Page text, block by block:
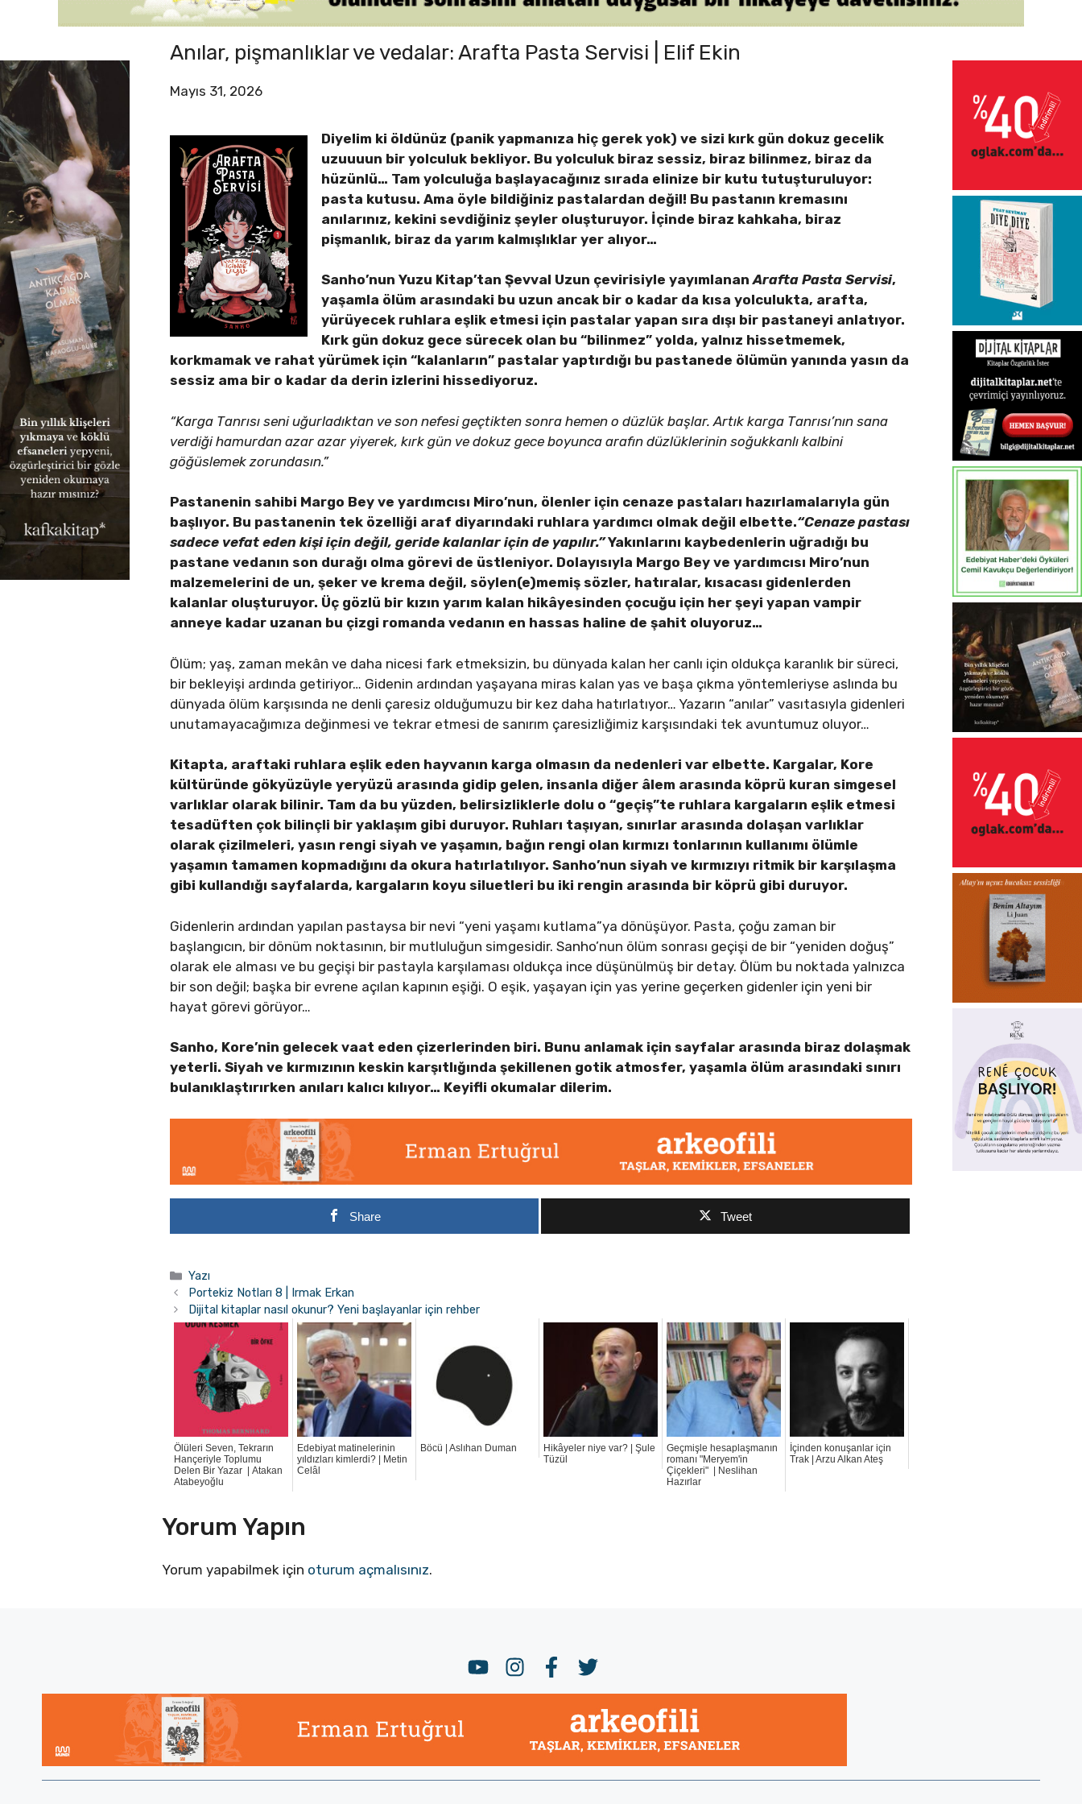
Anılar, pişmanlıklar ve vedalar: Arafta Pasta Servisi | Elif Ekin
Mayıs 31, 2026
Diyelim ki öldünüz (panik yapmanıza hiç gerek yok) ve sizi kırk gün dokuz gecelik
uzuuuun bir yolculuk bekliyor. Bu yolculuk biraz sessiz, biraz bilinmez, biraz da
hüzünlü… Tam yolculuğa başlayacağınız sırada elinize bir kutu tutuşturuluyor:
pasta kutusu. Ama öyle bildiğiniz pastalardan değil! Bu pastanın kremasını
anılarınız, kekini sevdiğiniz şeyler oluşturuyor. İçinde biraz kahkaha, biraz
pişmanlık, biraz da yarım kalmışlıklar yer alıyor…
Sanho’nun Yuzu Kitap’tan Şevval Uzun çevirisiyle yayımlananArafta Pasta Servisi,
yaşamla ölüm arasındaki bu uzun ancak bir o kadar da kısa yolculukta, arafta,
yürüyecek ruhlara eşlik etmesi için pastalar yapan sıra dışı bir pastaneyi anlatıyor.
Kırk gün dokuz gece sürecek olan bu “bilinmez” yolda, yalnız hissetmemek,
korkmamak ve rahat yürümek için “kalanların” pastalar yaptırdığı bu pastanede ölümün yanında yasın da
sessiz ama bir o kadar da derin izlerini hissediyoruz.
“Karga Tanrısı seni uğurladıktan ve son nefesi geçtikten sonra hemen o düzlük başlar. Artık karga Tanrısı’nın sana
verdiği hamurdan azar azar yiyerek, kırk gün ve dokuz gece boyunca arafın düzlüklerinin soğukkanlı kalbini
göğüslemek zorundasın.”
Pastanenin sahibi Margo Bey ve yardımcısı Miro’nun, ölenler için cenaze pastaları hazırlamalarıyla gün
başlıyor. Bu pastanenin tek özelliği araf diyarındaki ruhlara yardımcı olmak değil elbette.“Cenaze pastası
sadece vefat eden kişi için değil, geride kalanlar için de yapılır.”Yakınlarını kaybedenlerin uğradığı bu
pastane vedanın son durağı olma görevi de üstleniyor. Dolayısıyla Margo Bey ve yardımcısı Miro’nun
malzemelerini de un, şeker ve krema değil, söylen(e)memiş sözler, hatıralar, kısacası gidenlerden
kalanlar oluşturuyor. Üç gözlü bir kızın yarım kalan hikâyesinden çocuğu için her şeyi yapan vampir
anneye kadar uzanan bu çizgi romanda vedanın en hassas haline de şahit oluyoruz…
Ölüm; yaş, zaman mekân ve daha nicesi fark etmeksizin, bu dünyada kalan her canlı için oldukça karanlık bir süreci,
bir bekleyişi ardında getiriyor… Gidenin ardından yaşayana miras kalan yas ve başa çıkma yöntemleriyse aslında bu
dünyada ölüm karşısında ne denli çaresiz olduğumuzu bir kez daha hatırlatıyor… Yazarın “anılar” vasıtasıyla gidenleri
unutamayacağımıza değinmesi ve tekrar etmesi de sanırım çaresizliğimiz karşısındaki tek avuntumuz oluyor…
Kitapta, araftaki ruhlara eşlik eden hayvanın karga olmasın da nedenleri var elbette. Kargalar, Kore
kültüründe gökyüzüyle yeryüzü arasında gidip gelen, insanla diğer âlem arasında köprü kuran simgesel
varlıklar olarak bilinir. Tam da bu yüzden, belirsizliklerle dolu o “geçiş”te ruhlara kargaların eşlik etmesi
tesadüften çok bilinçli bir yaklaşım gibi duruyor. Ruhları taşıyan, sınırlar arasında dolaşan varlıklar
olarak çizilmeleri, yasın rengi siyah ve yaşamın, bağın rengi olan kırmızı tonlarının kullanımı ölümle
yaşamın tamamen kopmadığını da okura hatırlatılıyor. Sanho’nun siyah ve kırmızıyı ritmik bir karşılaşma
gibi kullandığı sayfalarda, kargaların koyu siluetleri bu iki rengin arasında bir köprü gibi duruyor.
Gidenlerin ardından yapılan pastaysa bir nevi “yeni yaşamı kutlama”ya dönüşüyor. Pasta, çoğu zaman bir
başlangıcın, bir dönüm noktasının, bir mutluluğun simgesidir. Sanho’nun ölüm sonrası geçişi de bir “yeniden doğuş”
olarak ele alması ve bu geçişi bir pastayla karşılaması oldukça ince düşünülmüş bir detay. Ölüm bu noktada yalnızca
bir son değil; başka bir evrene açılan kapının eşiği. O eşik, yaşayan için yas yerine geçerken gidenler için yeni bir
hayat görevi görüyor…
Sanho, Kore’nin gelecek vaat eden çizerlerinden biri. Bunu anlamak için sayfalar arasında biraz dolaşmak
yeterli. Siyah ve kırmızının keskin karşıtlığında şekillenen gotik atmosfer, yaşamla ölüm arasındaki sınırı
bulanıklaştırırken anıları kalıcı kılıyor… Keyifli okumalar dilerim.
Share Tweet
Kategoriler
Yazı
Portekiz Notları 8 | Irmak Erkan
Dijital kitaplar nasıl okunur? Yeni başlayanlar için rehber
Ölüleri Seven, Tekrarın
Hançeriyle Toplumu
Delen Bir Yazar | Atakan
Atabeyoğlu
Edebiyat matinelerinin
yıldızları kimlerdi? | Metin
Celâl
Böcü | Aslıhan Duman
Hikâyeler niye var? | Şule
Tüzül
Geçmişle hesaplaşmanın
romanı "Meryem'in
Çiçekleri" | Neslihan
Hazırlar
İçinden konuşanlar için
Trak | Arzu Alkan Ateş
Yorum Yapın
Yorum yapabilmek için oturum açmalısınız.